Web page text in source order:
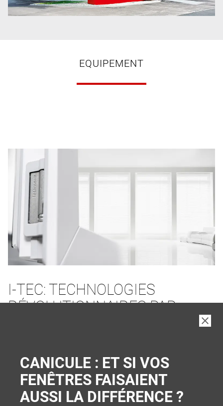
EQUIPEMENT
I-TEC: TECHNOLOGIES
RÉVOLUTIONNAIRES PAR
CANICULE : ET SI VOS
FENÊTRES FAISAIENT
AUSSI LA DIFFÉRENCE ?